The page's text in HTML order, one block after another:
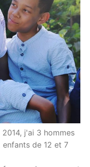
j'ai 3 hommes
de 12 et 7